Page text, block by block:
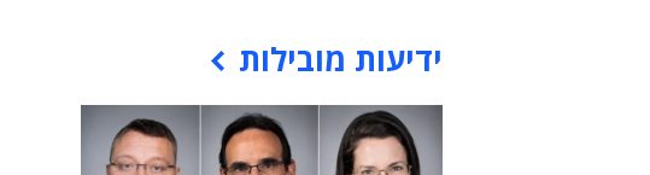
ידיעות מובילות